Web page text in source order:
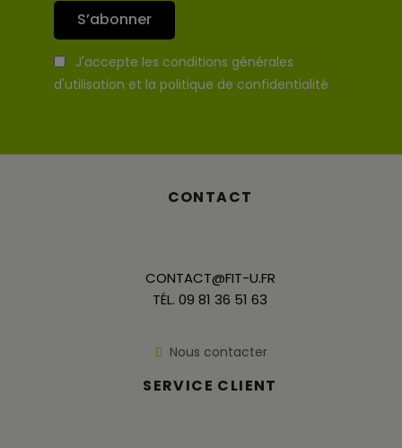
S’abonner
J'accepte les conditions générales
d'utilisation et la politique de confidentialité
CONTACT
CONTACT@FIT-U.FR
TÉL. 09 81 36 51 63
Nous contacter
SERVICE CLIENT